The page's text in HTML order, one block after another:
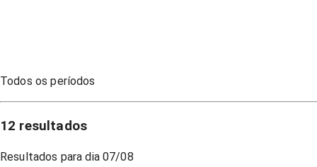
Todos os períodos
12 resultados
Resultados para dia07/08